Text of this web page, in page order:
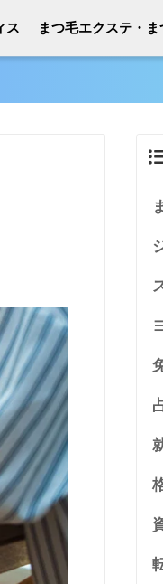
ス まつ毛エクステ・